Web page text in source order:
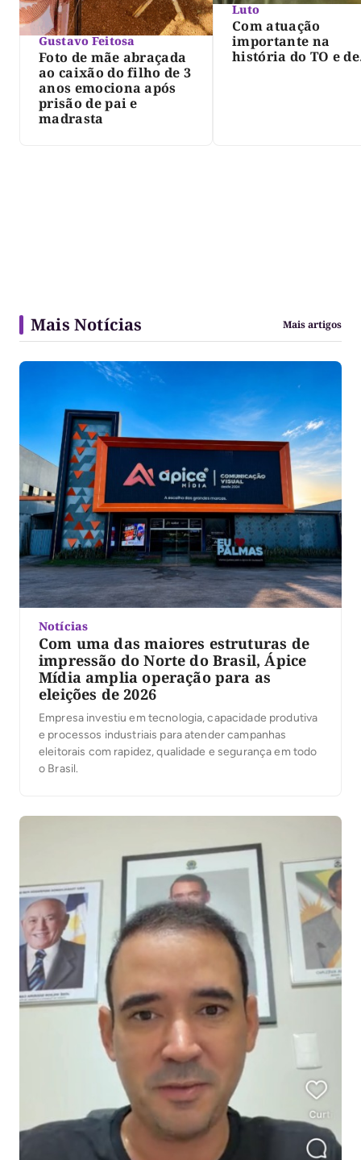
Gustavo Feitosa
Foto de mãe abraçada
ao caixão do filho de 3
anos emociona após
prisão de pai e
madrasta
Luto
Com atuação
importante na
história do TO e de
Mais Notícias Mais artigos
Notícias
Com uma das maiores estruturas de
impressão do Norte do Brasil, Ápice
Mídia amplia operação para as
eleições de 2026
Empresa investiu em tecnologia, capacidade produtiva
e processos industriais para atender campanhas
eleitorais com rapidez, qualidade e segurança em todo
o Brasil.